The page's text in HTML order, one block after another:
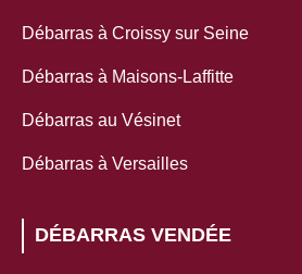
Débarras à Croissy sur Seine
Débarras à Maisons-Laffitte
Débarras au Vésinet
Débarras à Versailles
DÉBARRAS VENDÉE